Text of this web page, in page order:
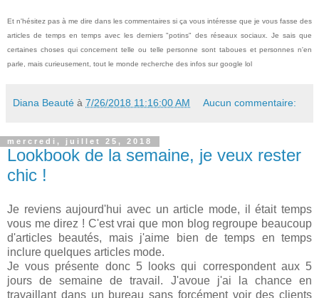
Et n'hésitez pas à me dire dans les commentaires si ça vous intéresse que je vous fasse des
articles de temps en temps avec les derniers "potins" des réseaux sociaux. Je sais que
certaines choses qui concernent telle ou telle personne sont taboues et personnes n'en
parle, mais curieusement, tout le monde recherche des infos sur google lol
Diana Beauté à 7/26/2018 11:16:00 AM Aucun commentaire:
mercredi, juillet 25, 2018
Lookbook de la semaine, je veux rester
chic !
Je reviens aujourd'hui avec un article mode, il était temps
vous me direz ! C'est vrai que mon blog regroupe beaucoup
d'articles beautés, mais j'aime bien de temps en temps
inclure quelques articles mode.
Je vous présente donc 5 looks qui correspondent aux 5
jours de semaine de travail. J'avoue j'ai la chance en
travaillant dans un bureau sans forcément voir des clients